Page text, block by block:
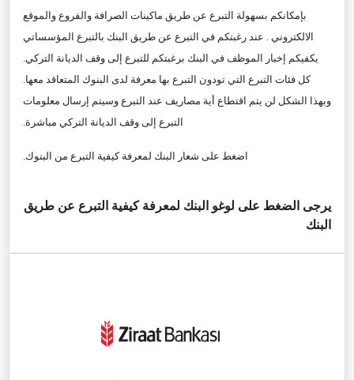
بإمكانكم بسهولة التبرع عن طريق ماكينات الصرافة والفروع والموقع
الالكتروني . عند رغبتكم في التبرع عن طريق البنك بالتبرع المؤسساتي
يكفيكم إخبار الموظف في البنك برغبتكم للتبرع إلى وقف الديانة التركي.
كل فئات التبرع التي تودون التبرع بها معرفة لدى البنوك المتعاقد معها.
وبهذا الشكل لن يتم اقتطاع أية مصاريف عند التبرع وسيتم إرسال معلومات
التبرع إلى وقف الديانة التركي مباشرة.
اضغط على شعار البنك لمعرفة كيفية التبرع من البنوك.
يرجى الضغط على لوغو البنك لمعرفة كيفية التبرع عن طريق
البنك